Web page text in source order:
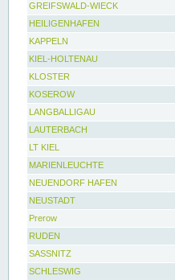
GREIFSWALD-WIECK
HEILIGENHAFEN
KAPPELN
KIEL-HOLTENAU
KLOSTER
KOSEROW
LANGBALLIGAU
LAUTERBACH
LT KIEL
MARIENLEUCHTE
NEUENDORF HAFEN
NEUSTADT
Prerow
RUDEN
SASSNITZ
SCHLESWIG